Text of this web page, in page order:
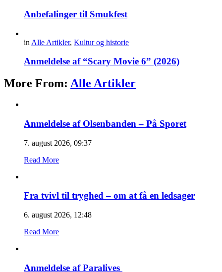
Anbefalinger til Smukfest
in Alle Artikler, Kultur og historie
Anmeldelse af “Scary Movie 6” (2026)
More From: Alle Artikler
Anmeldelse af Olsenbanden – På Sporet
7. august 2026, 09:37
Read More
Fra tvivl til tryghed – om at få en ledsager
6. august 2026, 12:48
Read More
Anmeldelse af Paralives